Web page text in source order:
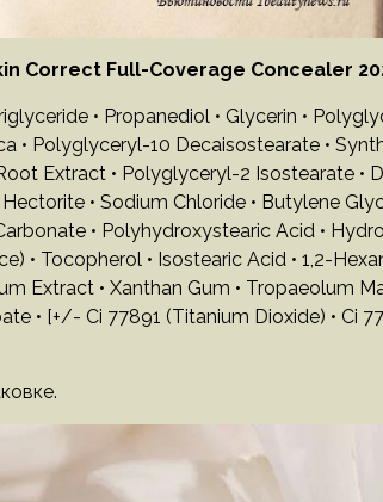
Correct Full-Coverage Concealer
• Propanediol • Glycerin •
• Polyglyceryl-10 Decaisostearate •
Extract • Polyglyceryl-2 Isostearate •
• Sodium Chloride • Butylene
• Polyhydroxystearic Acid •
• Tocopherol • Isostearic Acid • 1,2-
Extract • Xanthan Gum • Tropaeolum
• [+/- Ci 77891 (Titanium Dioxide) • Ci